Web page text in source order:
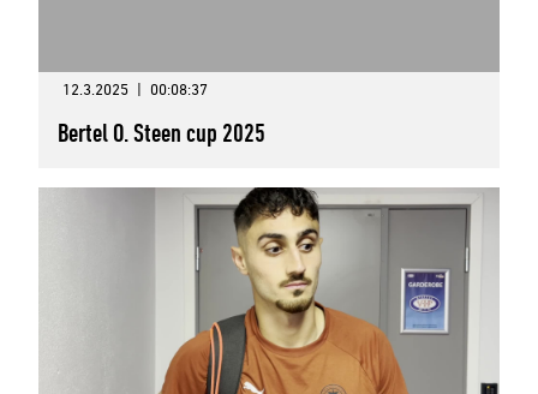
12.3.2025 | 00:08:37
Bertel O. Steen cup 2025